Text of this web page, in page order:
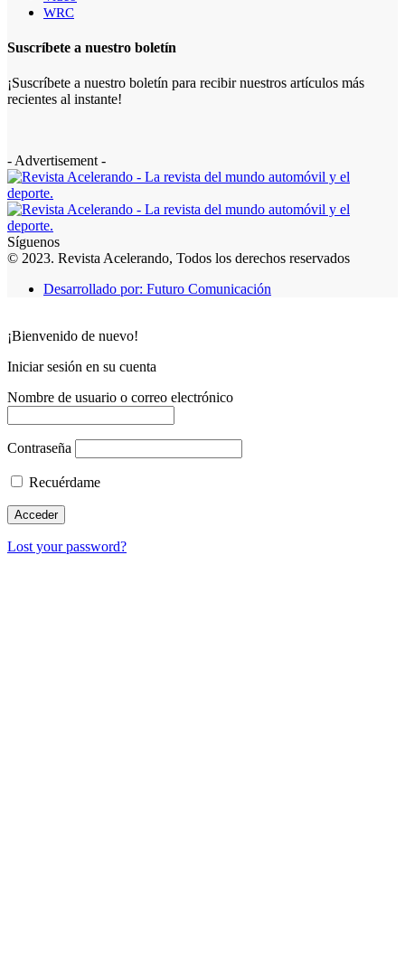
WRC
Suscríbete a nuestro boletín
¡Suscríbete a nuestro boletín para recibir nuestros artículos más
recientes al instante!
- Advertisement -
Síguenos
© 2023. Revista Acelerando, Todos los derechos reservados
Desarrollado por: Futuro Comunicación
¡Bienvenido de nuevo!
Iniciar sesión en su cuenta
Nombre de usuario o correo electrónico
Contraseña
Recuérdame
Lost your password?